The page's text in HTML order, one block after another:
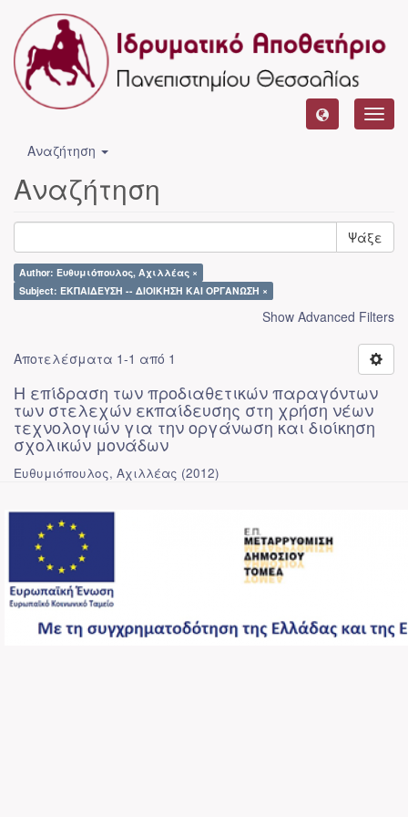
Αναζήτηση
Αναζήτηση
Ψάξε
Author: Ευθυμιόπουλος, Αχιλλέας ×
Subject: ΕΚΠΑΙΔΕΥΣΗ -- ΔΙΟΙΚΗΣΗ ΚΑΙ ΟΡΓΑΝΩΣΗ ×
Show Advanced Filters
Αποτελέσματα 1-1 από 1
Η επίδραση των προδιαθετικών παραγόντων
των στελεχών εκπαίδευσης στη χρήση νέων
τεχνολογιών για την οργάνωση και διοίκηση
σχολικών μονάδων
Ευθυμιόπουλος, Αχιλλέας (2012)